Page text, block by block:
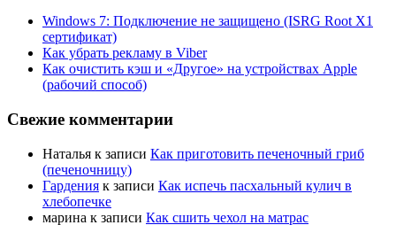
Windows 7: Подключение не защищено (ISRG Root X1
сертификат)
Как убрать рекламу в Viber
Как очистить кэш и «Другое» на устройствах Apple
(рабочий способ)
Свежие комментарии
Наталья к записи Как приготовить печеночный гриб
(печеночницу)
Гардения к записи Как испечь пасхальный кулич в
хлебопечке
марина к записи Как сшить чехол на матрас